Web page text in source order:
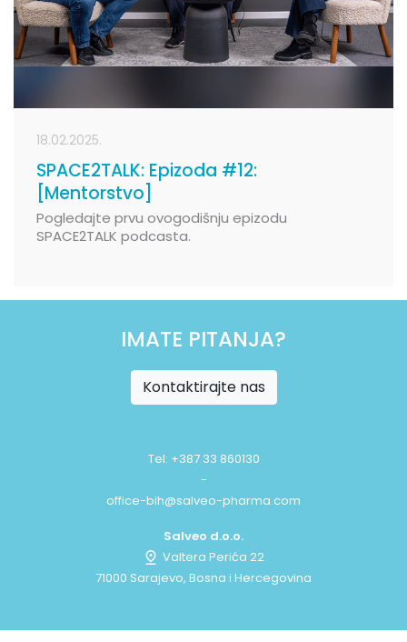
18.02.2025.
SPACE2TALK: Epizoda #12:
[Mentorstvo]
Pogledajte prvu ovogodišnju epizodu
SPACE2TALK podcasta.
IMATE PITANJA?
Kontaktirajte nas
Tel: +387 33 860130
-
office-bih@salveo-pharma.com
Salveo d.o.o.
Valtera Perića 22
71000 Sarajevo, Bosna i Hercegovina